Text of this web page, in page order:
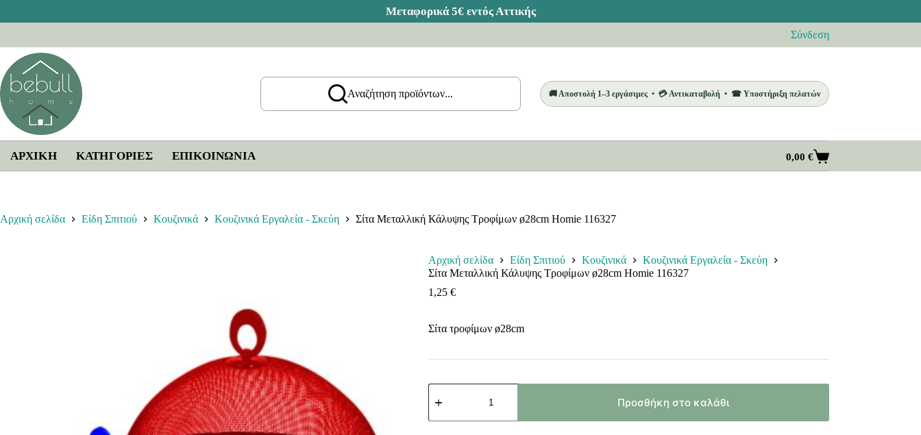
περιεχόμενο
Σύνδεση
Αναζήτηση προϊόντων... 🚚 Αποστολή 1–3 εργάσιμες • 💳 Αντικαταβολή • ☎ Υποστήριξη πελατών
ΑΡΧΙΚΗ ΚΑΤΗΓΟΡΙΕΣ ΕΠΙΚΟΙΝΩΝΊΑ
Καλάθι
Αγορών
0,00 €
Αρχική σελίδα Είδη Σπιτιού Κουζινικά Κουζινικά Εργαλεία - Σκεύη Σίτα Μεταλλική Κάλυψης Τροφίμων ø28cm Homie 116327
Αρχική σελίδα Είδη Σπιτιού Κουζινικά
Κουζινικά Εργαλεία - Σκεύη
Σίτα Μεταλλική Κάλυψης Τροφίμων ø28cm Homie 116327
1,25 €
Σίτα τροφίμων ø28cm
Σίτα
Μεταλλική
Τροφίμων
Προσθήκη στο καλάθι